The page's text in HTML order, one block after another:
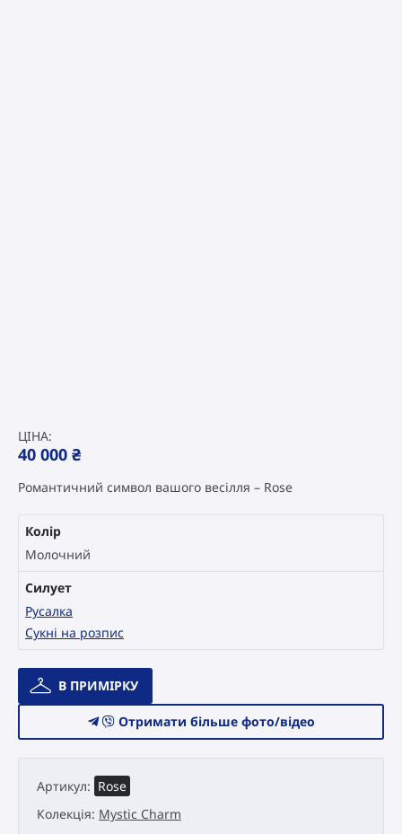
ЦІНА:
40 000 ₴
Романтичний символ вашого весілля – Rose
Колір
Молочний
Силует
Русалка
Сукні на розпис
Весільна
сукня
Mystic
кількість
В ПРИМІРКУ
Отримати більше фото/відео
Артикул: Rose
Колекція: Mystic Charm